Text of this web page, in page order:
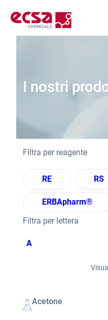
I nostri
Filtra per reagente
RE RS
ERBApharm®
Filtra per lettera
A
Acetone